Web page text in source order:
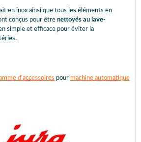
en inox ainsi que tous les éléments en
conçus pour être nettoyés au lave-
simple et efficace pour éviter la
d'accessoires pour machine automatique